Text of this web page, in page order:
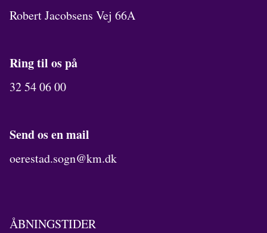
Robert Jacobsens Vej 66A
Ring til os på
32 54 06 00
Send os en mail
oerestad.sogn@km.dk
ÅBNINGSTIDER